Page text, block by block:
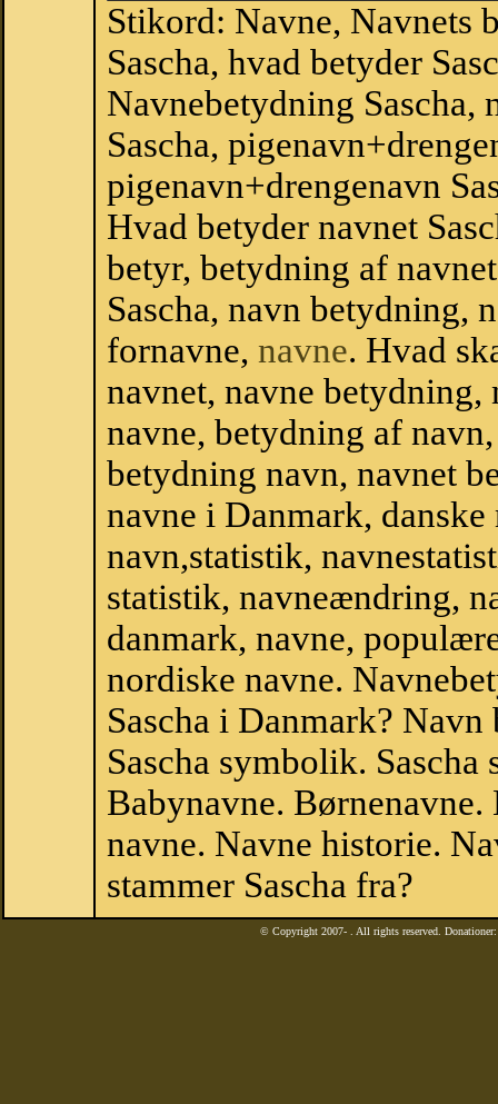
Stikord: Navne, Navnets
Sascha, hvad betyder
Navnebetydning Sascha,
Sascha,
pigenavn+drengenavn
Hvad betyder navnet
betyr, betydning af
Sascha, navn betydning,
fornavne, navne. Hvad
navnet, navne
navne, betydning af
betydning navn, navnet
navne i Danmark,
navn,statistik,
statistik, navneændring,
danmark, navne,
nordiske navne.
Sascha i Danmark?
Sascha symbolik.
Babynavne.
navne. Navne historie.
stammer Sascha fra?
© Copyright 2007- . All rights reserved.